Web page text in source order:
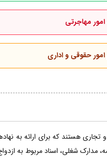
امور مهاجرتی
امور حقوقی و اداری
هستند که برای ارائه به
مدارک شغلی، اسناد مربوط به